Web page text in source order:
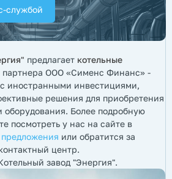
службой
предлагает котельные
партнера ООО «Сименс Финанс» -
иностранными инвестициями,
решения для приобретения
оборудования. Более подробную
посмотреть у нас на сайте в
или обратится за
центр.
завод "Энергия".